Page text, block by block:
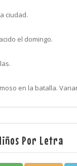
ciudad.
el domingo.
en la batalla.
Por Letra